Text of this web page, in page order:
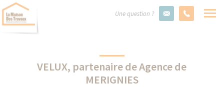
Une question ?
VELUX, partenaire de Agence de
MERIGNIES